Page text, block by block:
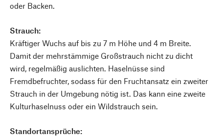
oder Backen.
Strauch:
Kräftiger Wuchs auf bis zu 7 m Höhe und 4 m Breite.
Damit der mehrstämmige Großstrauch nicht zu dicht
wird, ­regelmäßig auslichten. Haselnüsse sind
Fremdbefruchter, sodass für den Fruchtansatz ein zweiter
Strauch in der Umgebung nötig ist. Das kann eine zweite
Kulturhaselnuss oder ein Wildstrauch sein.
Standortansprüche: